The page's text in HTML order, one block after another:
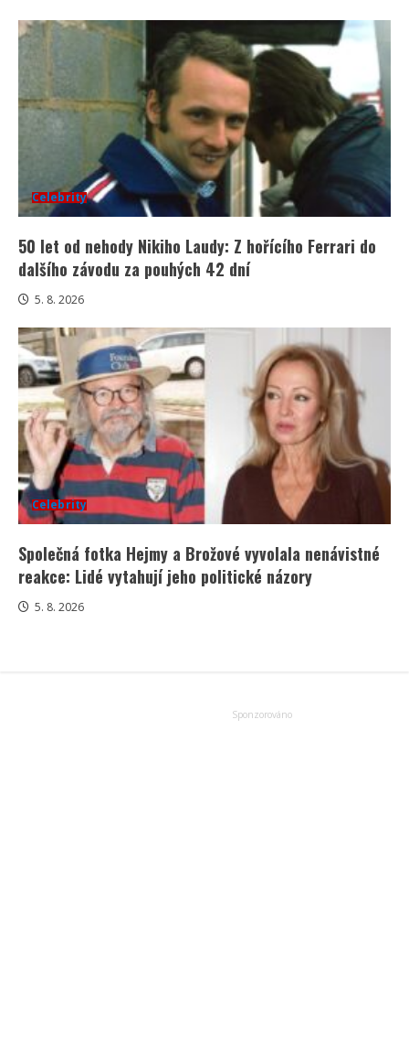
Celebrity
50 let od nehody Nikiho Laudy: Z hořícího Ferrari do
dalšího závodu za pouhých 42 dní
5. 8. 2026
Celebrity
Společná fotka Hejmy a Brožové vyvolala nenávistné
reakce: Lidé vytahují jeho politické názory
5. 8. 2026